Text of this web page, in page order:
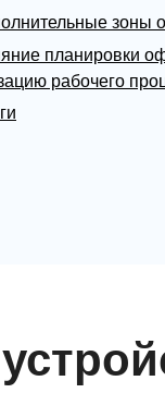
зоны
планировки
рабочего